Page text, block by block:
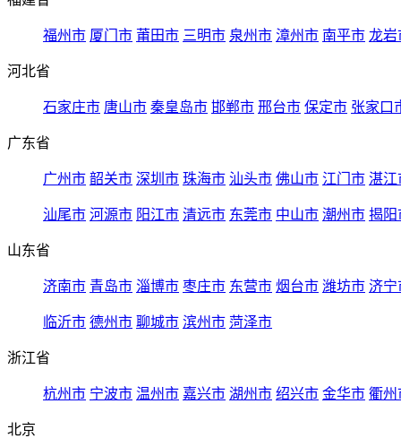
福州市 厦门市 莆田市 三明市 泉州市 漳州市 南平市 龙岩
河北省
石家庄市 唐山市 秦皇岛市 邯郸市 邢台市 保定市 张家口
广东省
广州市 韶关市 深圳市 珠海市 汕头市 佛山市 江门市 湛江
汕尾市 河源市 阳江市 清远市 东莞市 中山市 潮州市 揭阳
山东省
济南市 青岛市 淄博市 枣庄市 东营市 烟台市 潍坊市 济宁
临沂市 德州市 聊城市 滨州市 菏泽市
浙江省
杭州市 宁波市 温州市 嘉兴市 湖州市 绍兴市 金华市 衢州
北京